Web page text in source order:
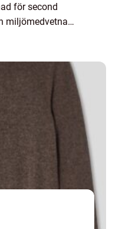
för second
miljömedvetna